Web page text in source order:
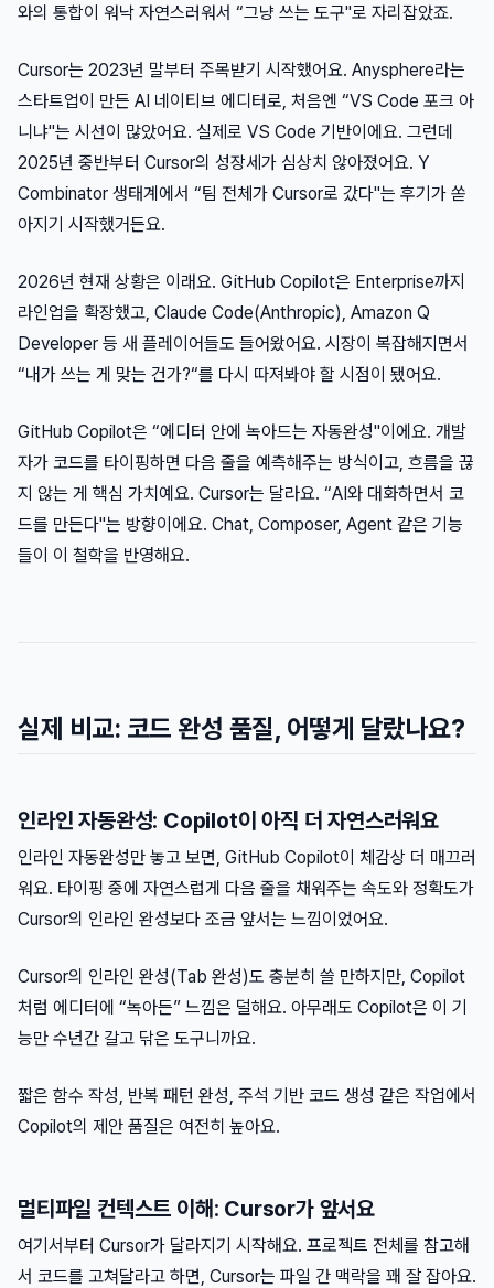
와의 통합이 워낙 자연스러워서 “그냥 쓰는 도구"로 자리잡았죠.
Cursor는 2023년 말부터 주목받기 시작했어요. Anysphere라는
스타트업이 만든 AI 네이티브 에디터로, 처음엔 “VS Code 포크 아
니냐"는 시선이 많았어요. 실제로 VS Code 기반이에요. 그런데
2025년 중반부터 Cursor의 성장세가 심상치 않아졌어요. Y
Combinator 생태계에서 “팀 전체가 Cursor로 갔다"는 후기가 쏟
아지기 시작했거든요.
2026년 현재 상황은 이래요. GitHub Copilot은 Enterprise까지
라인업을 확장했고, Claude Code(Anthropic), Amazon Q
Developer 등 새 플레이어들도 들어왔어요. 시장이 복잡해지면서
“내가 쓰는 게 맞는 건가?“를 다시 따져봐야 할 시점이 됐어요.
GitHub Copilot은 “에디터 안에 녹아드는 자동완성"이에요. 개발
자가 코드를 타이핑하면 다음 줄을 예측해주는 방식이고, 흐름을 끊
지 않는 게 핵심 가치예요. Cursor는 달라요. “AI와 대화하면서 코
드를 만든다"는 방향이에요. Chat, Composer, Agent 같은 기능
들이 이 철학을 반영해요.
실제 비교: 코드 완성 품질, 어떻게 달랐나요?
인라인 자동완성: Copilot이 아직 더 자연스러워요
인라인 자동완성만 놓고 보면, GitHub Copilot이 체감상 더 매끄러
워요. 타이핑 중에 자연스럽게 다음 줄을 채워주는 속도와 정확도가
Cursor의 인라인 완성보다 조금 앞서는 느낌이었어요.
Cursor의 인라인 완성(Tab 완성)도 충분히 쓸 만하지만, Copilot
처럼 에디터에 “녹아든” 느낌은 덜해요. 아무래도 Copilot은 이 기
능만 수년간 갈고 닦은 도구니까요.
짧은 함수 작성, 반복 패턴 완성, 주석 기반 코드 생성 같은 작업에서
Copilot의 제안 품질은 여전히 높아요.
멀티파일 컨텍스트 이해: Cursor가 앞서요
여기서부터 Cursor가 달라지기 시작해요. 프로젝트 전체를 참고해
서 코드를 고쳐달라고 하면, Cursor는 파일 간 맥락을 꽤 잘 잡아요.